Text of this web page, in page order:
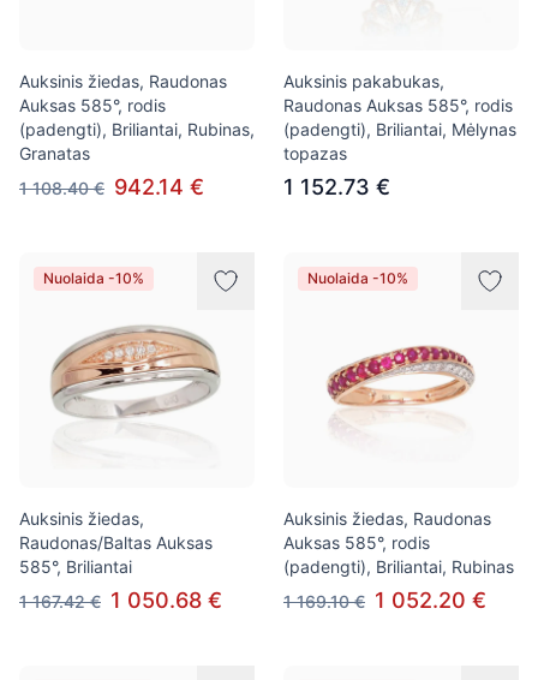
Auksinis žiedas, Raudonas
Auksas 585°, rodis
(padengti), Briliantai, Rubinas,
Granatas
1 108.40 € 942.14 €
Auksinis pakabukas,
Raudonas Auksas 585°, rodis
(padengti), Briliantai, Mėlynas
topazas
1 152.73 €
Nuolaida -10%
Auksinis žiedas,
Raudonas/Baltas Auksas
585°, Briliantai
1 167.42 € 1 050.68 €
Nuolaida -10%
Auksinis žiedas, Raudonas
Auksas 585°, rodis
(padengti), Briliantai, Rubinas
1 169.10 € 1 052.20 €